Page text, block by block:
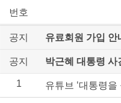
번호
공지
유료회원 가입 안
공지 박근혜 대통령
1 유튜브 '대통령